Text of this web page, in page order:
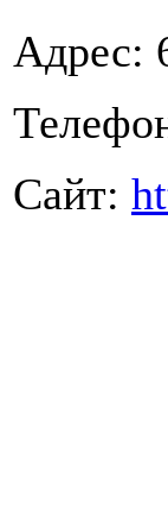
Адрес:
Сайт: